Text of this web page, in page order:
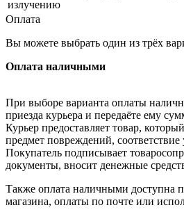
излучению
Оплата
Вы можете выбрать один из трёх
Оплата наличными
При выборе варианта оплаты
приезда курьера и передаёте ему
Курьер предоставляет товар,
предмет повреждений,
Покупатель подписывает
документы, вносит денежные
Также оплата наличными доступна
магазина, оплаты по почте или